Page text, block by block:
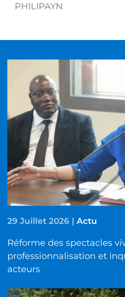
PHILIPAYN
29 Juillet 2026 | Actu
Réforme des spectacles
professionnalisation et
acteurs